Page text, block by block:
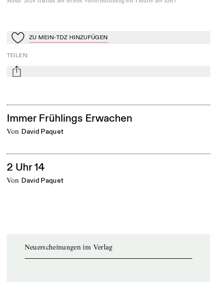
Zu Mein-TdZ hinzufügen
ZU MEIN-TDZ HINZUFÜGEN
TEILEN:
mail
Immer Frühlings Erwachen
von David Paquet
2 Uhr 14
von David Paquet
Neuerscheinungen im Verlag